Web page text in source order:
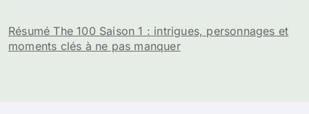
Résumé The 100 Saison 1 : intrigues, personnages et
moments clés à ne pas manquer